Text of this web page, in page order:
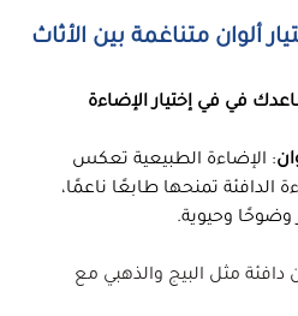
ألوان متناغمة بين الأثاث
في في إختيار الإضاءة
: الإضاءة الطبيعية تعكس
الدافئة تمنحها طابعًا ناعمًا،
وضوحًا وحيوية.
دافئة مثل البيج والذهبي مع